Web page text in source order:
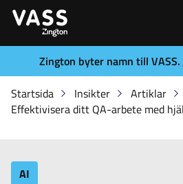
Zington byter namn till VASS.
Startsida
Insikter
Artiklar
Effektivisera ditt QA-arbete med
AI